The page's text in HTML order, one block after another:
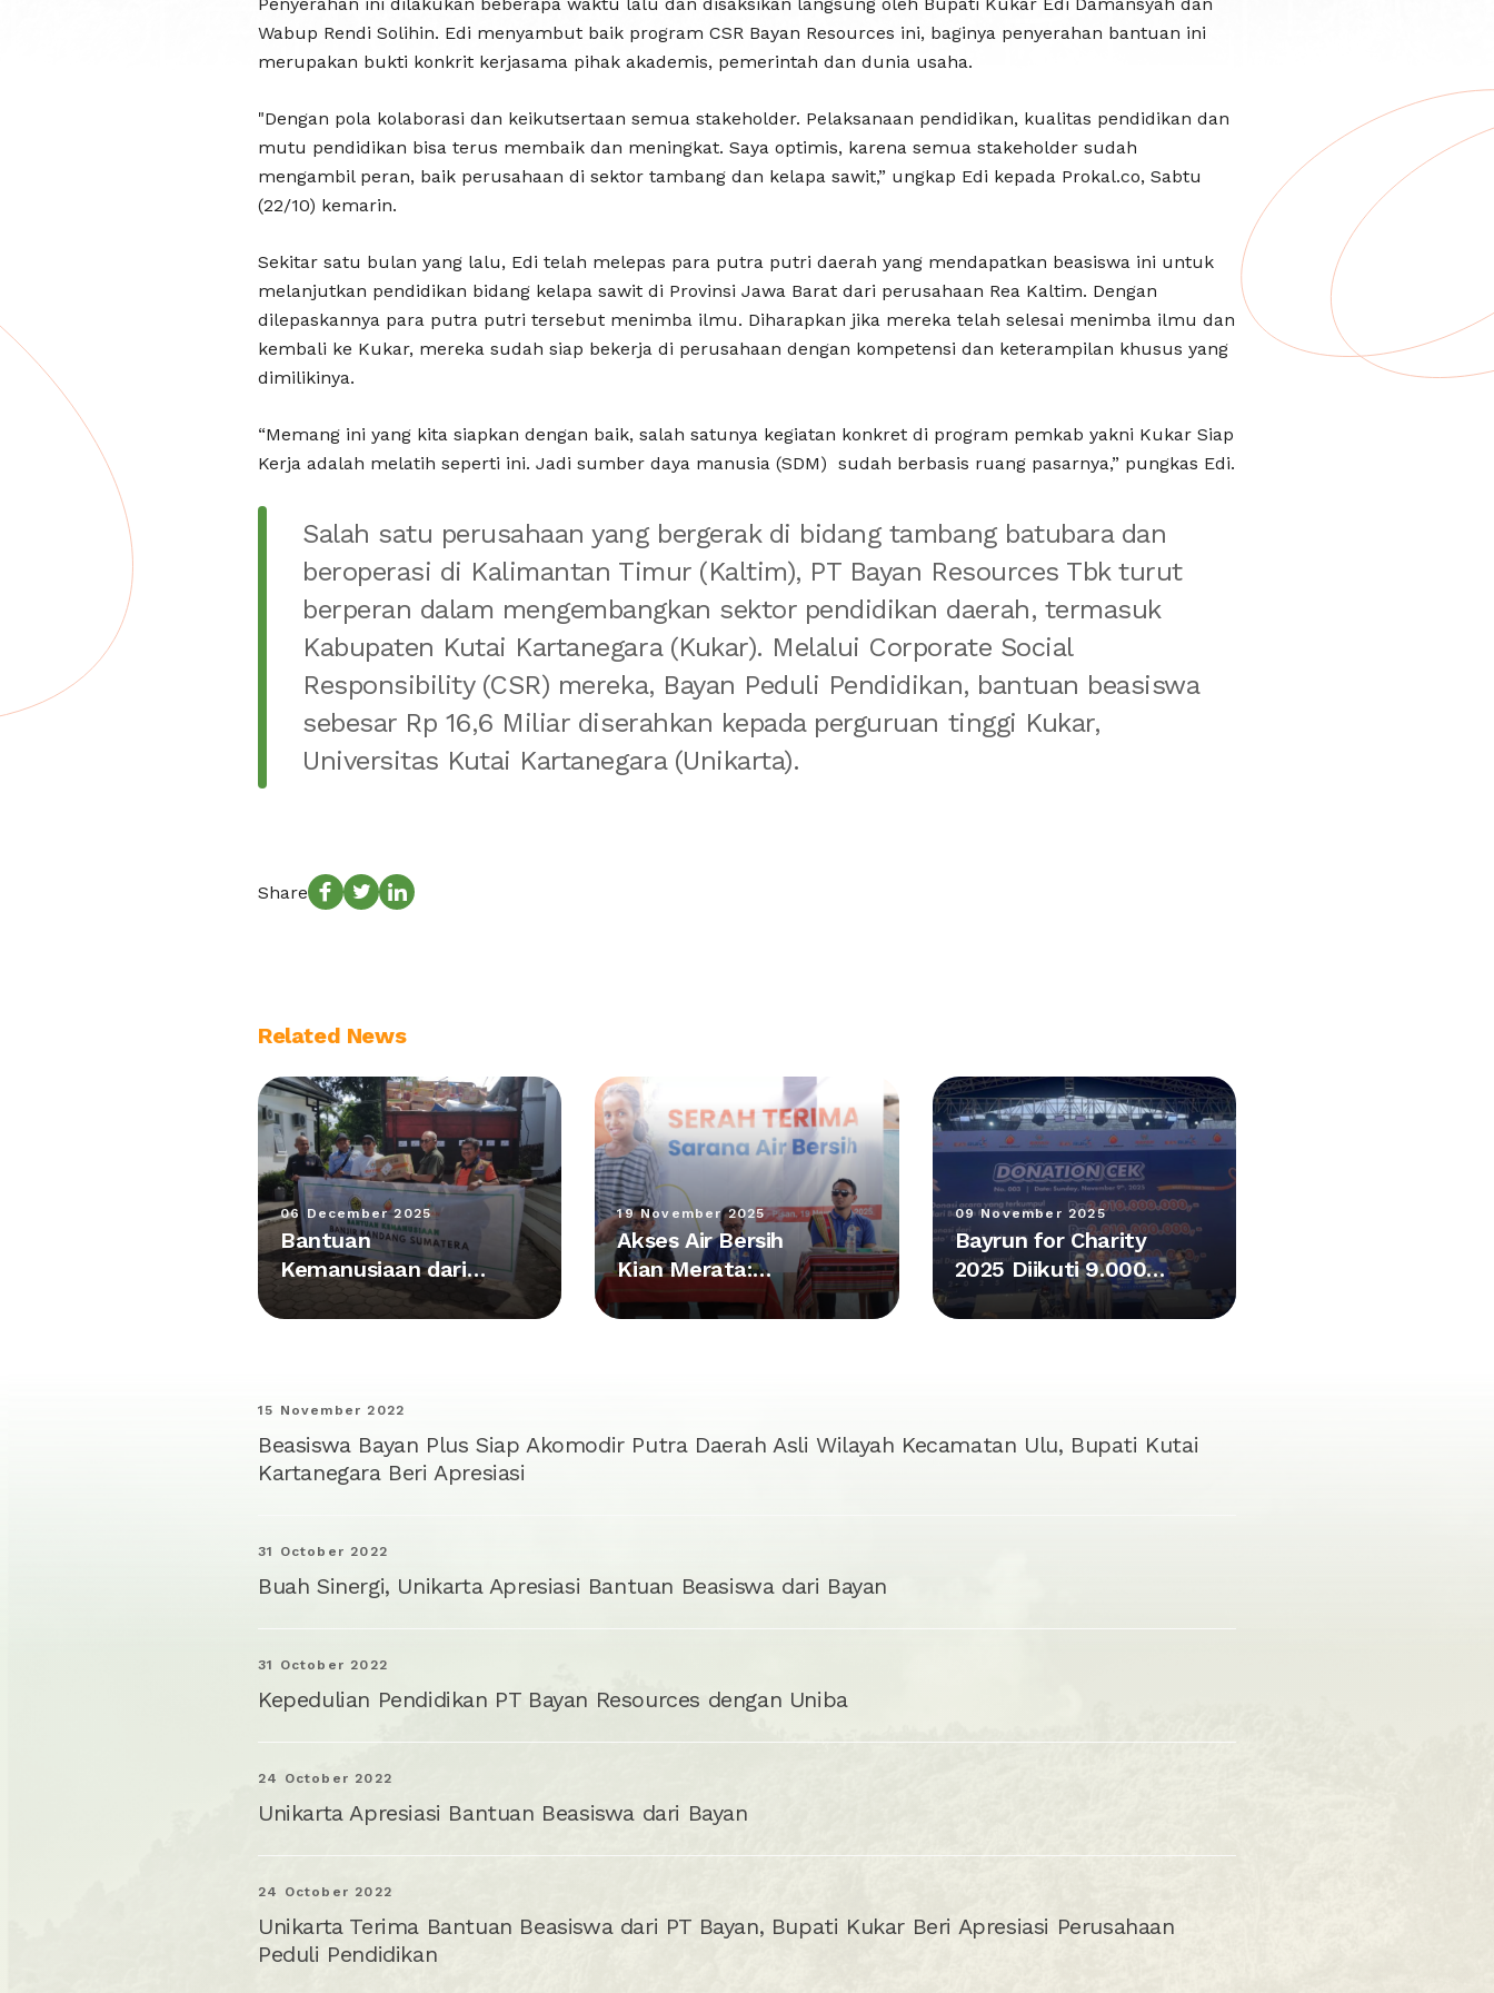
Wabup Rendi Solihin. Edi menyambut baik program CSR Bayan Resources ini, baginya penyerahan bantuan ini
merupakan bukti konkrit kerjasama pihak akademis, pemerintah dan dunia usaha.
"Dengan pola kolaborasi dan keikutsertaan semua stakeholder. Pelaksanaan pendidikan, kualitas pendidikan dan
mutu pendidikan bisa terus membaik dan meningkat. Saya optimis, karena semua stakeholder sudah
mengambil peran, baik perusahaan di sektor tambang dan kelapa sawit,” ungkap Edi kepada Prokal.co, Sabtu
(22/10) kemarin.
Sekitar satu bulan yang lalu, Edi telah melepas para putra putri daerah yang mendapatkan beasiswa ini untuk
melanjutkan pendidikan bidang kelapa sawit di Provinsi Jawa Barat dari perusahaan Rea Kaltim. Dengan
dilepaskannya para putra putri tersebut menimba ilmu. Diharapkan jika mereka telah selesai menimba ilmu dan
kembali ke Kukar, mereka sudah siap bekerja di perusahaan dengan kompetensi dan keterampilan khusus yang
dimilikinya.
“Memang ini yang kita siapkan dengan baik, salah satunya kegiatan konkret di program pemkab yakni Kukar Siap
Kerja adalah melatih seperti ini. Jadi sumber daya manusia (SDM) sudah berbasis ruang pasarnya,” pungkas Edi.
Salah satu perusahaan yang bergerak di bidang tambang batubara dan
beroperasi di Kalimantan Timur (Kaltim), PT Bayan Resources Tbk turut
berperan dalam mengembangkan sektor pendidikan daerah, termasuk
Kabupaten Kutai Kartanegara (Kukar). Melalui Corporate Social
Responsibility (CSR) mereka, Bayan Peduli Pendidikan, bantuan beasiswa
sebesar Rp 16,6 Miliar diserahkan kepada perguruan tinggi Kukar,
Universitas Kutai Kartanegara (Unikarta).
Share
Related News
06 December 2025
Bantuan
Kemanusiaan dari
Kalimantan Tiba di
Posko Utama Agam
19 November 2025
Akses Air Bersih
Kian Merata:
Kolaborasi Plan
Indonesia dan
09 November 2025
Bayrun for Charity
2025 Diikuti 9.000
Peserta,
Kumpulkan Donasi
15 November 2022
Beasiswa Bayan Plus Siap Akomodir Putra Daerah Asli Wilayah Kecamatan Ulu, Bupati Kutai
Kartanegara Beri Apresiasi
31 October 2022
Buah Sinergi, Unikarta Apresiasi Bantuan Beasiswa dari Bayan
31 October 2022
Kepedulian Pendidikan PT Bayan Resources dengan Uniba
24 October 2022
Unikarta Apresiasi Bantuan Beasiswa dari Bayan
24 October 2022
Unikarta Terima Bantuan Beasiswa dari PT Bayan, Bupati Kukar Beri Apresiasi Perusahaan
Peduli Pendidikan